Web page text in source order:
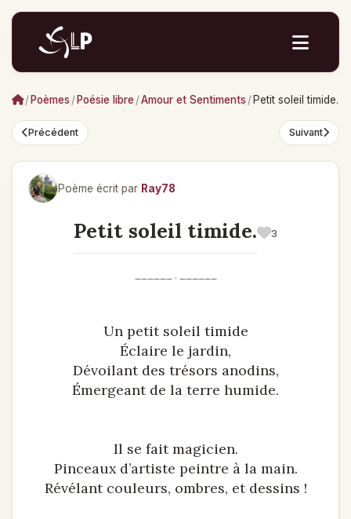
/ Poèmes / Poésie libre/Amour et Sentiments / Petit soleil timide.
Précédent Suivant
Poème écrit par Ray78
Petit soleil timide. 3
______ . ______
Un petit soleil timide
Éclaire le jardin,
Dévoilant des trésors anodins,
Émergeant de la terre humide.
Il se fait magicien.
Pinceaux d’artiste peintre à la main.
Révélant couleurs, ombres, et dessins !